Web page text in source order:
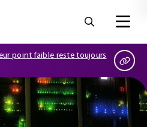
point faible reste toujours